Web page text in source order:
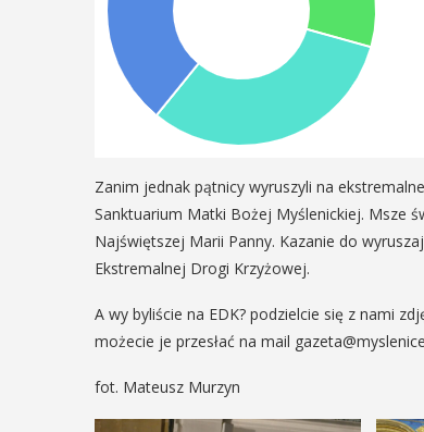
Zanim jednak pątnicy wyruszyli na
Sanktuarium Matki Bożej Myślenickiej. Msze
Najświętszej Marii Panny. Kazanie do
Ekstremalnej Drogi Krzyżowej.
A wy byliście na EDK? podzielcie się z nami
możecie je przesłać na mail
fot. Mateusz Murzyn
regionalizmy -
POKAŻ